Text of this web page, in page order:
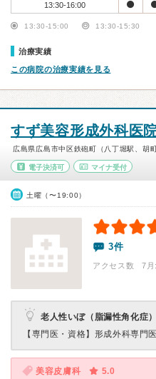
13:30-16:00
13:30-15:00 13:30-15:30
治療実績
この病院の治療実績を見る
すず美容形成外科医
広島県広島市中区鉄砲町（八丁堀駅、胡
電子決済可 マイナ受付
土曜（〜19:00）
3件
アクセス数 7月:
老人性いぼ（脂漏性角化症
【専門医・資格】 形成外科専門医
美容皮膚科
5.0